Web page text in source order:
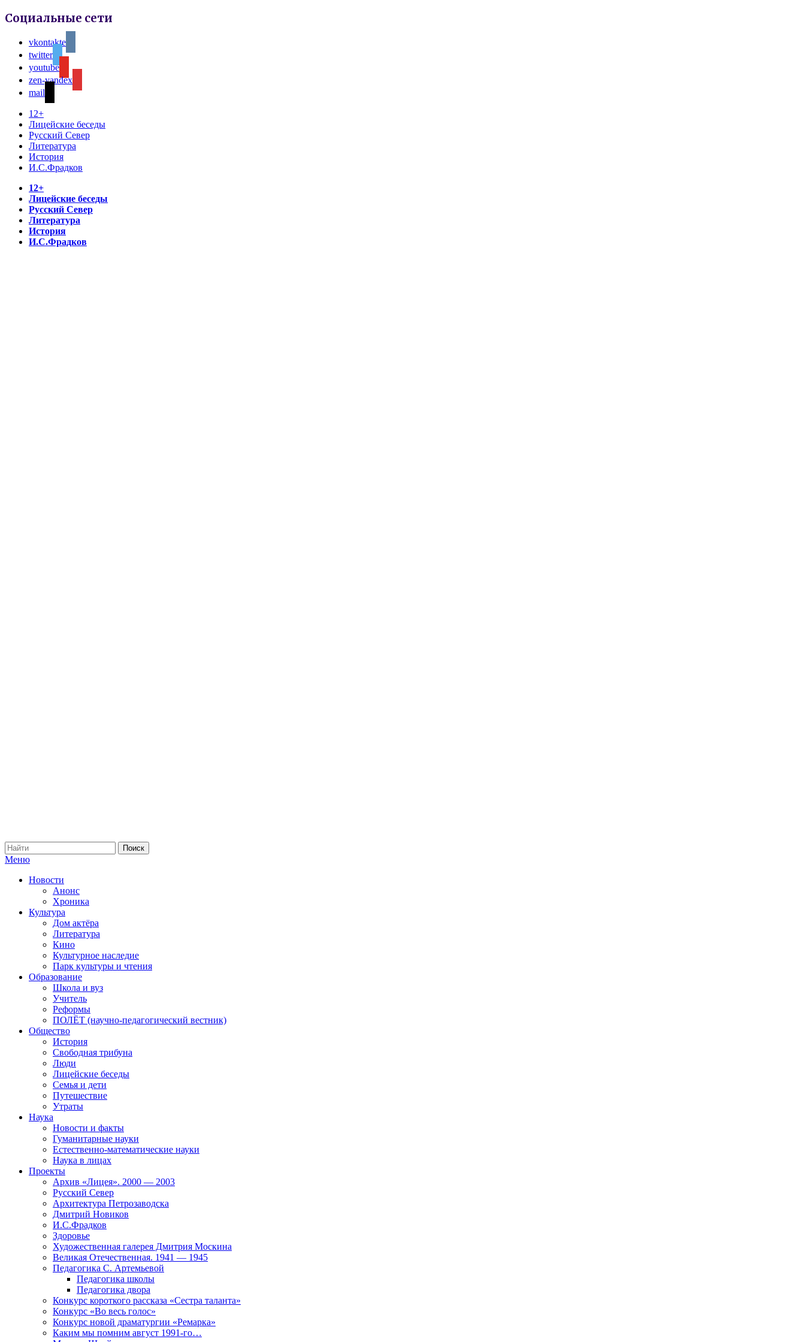
Социальные сети
vkontakte
twitter
youtube
zen-yandex
mail
12+
Лицейские беседы
Русский Север
Литература
История
И.С.Фрадков
12+
Лицейские беседы
Русский Север
Литература
История
И.С.Фрадков
Меню
Новости
Анонс
Хроника
Культура
Дом актёра
Литература
Кино
Культурное наследие
Парк культуры и чтения
Образование
Школа и вуз
Учитель
Реформы
ПОЛЁТ (научно-педагогический вестник)
Общество
История
Свободная трибуна
Люди
Лицейские беседы
Семья и дети
Путешествие
Утраты
Наука
Новости и факты
Гуманитарные науки
Естественно-математические науки
Наука в лицах
Проекты
Архив «Лицея». 2000 — 2003
Русский Север
Архитектура Петрозаводска
Дмитрий Новиков
И.С.Фрадков
Здоровье
Художественная галерея Дмитрия Москина
Великая Отечественная. 1941 — 1945
Педагогика С. Артемьевой
Педагогика школы
Педагогика двора
Конкурс короткого рассказа «Сестра таланта»
Конкурс «Во весь голос»
Конкурс новой драматургии «Ремарка»
Каким мы помним август 1991-го…